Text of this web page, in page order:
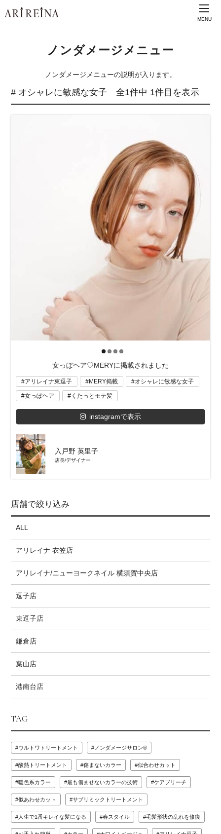
MENU
ノンダメージメニュー
ノンダメージメニューの説明が入ります。
# オシャレに敏感な女子 全1件中 1件目を表示
女っぼヘア♡MERYに掲載されました
アリレイナ東逗子 MERY掲載 オシャレに敏感な女子
女っぽヘア くたっとモテ髪
instagramで表示
入戸野 英里子
店長/デザイナー
店舗で絞り込み
ALL
アリレイナ 衣笠店
アリレイナ/ニューヨークネイル 横須賀中央店
逗子店
東逗子店
鎌倉店
葉山店
港南台店
TAG
ウルトワトリートメント ノンダメージサロン®️
酸熱トリートメント 傷まないカラー 似合わせカット
暖色系カラー 最も傷ませないカラーの技術 ケアブリーチ
似あわせカット サブリミックトリートメント
人生で1番キレイな髪になる 春スタイル 毛髪形状の乱れを修復